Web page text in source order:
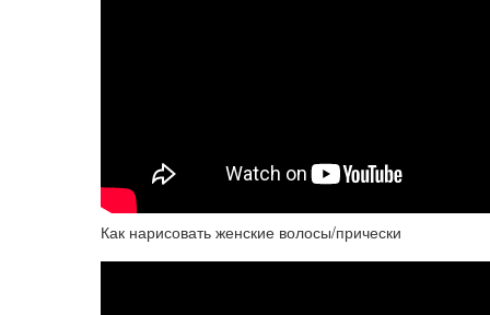
Как нарисовать женские волосы/прически